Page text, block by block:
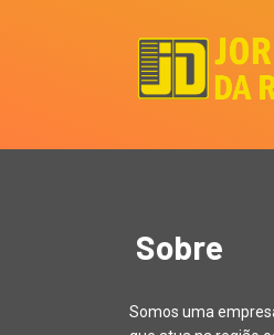
Sobre
Somos uma